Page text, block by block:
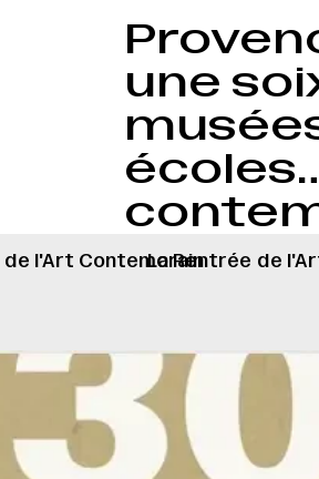
une
de l'Art Contemorain
La Rentrée de